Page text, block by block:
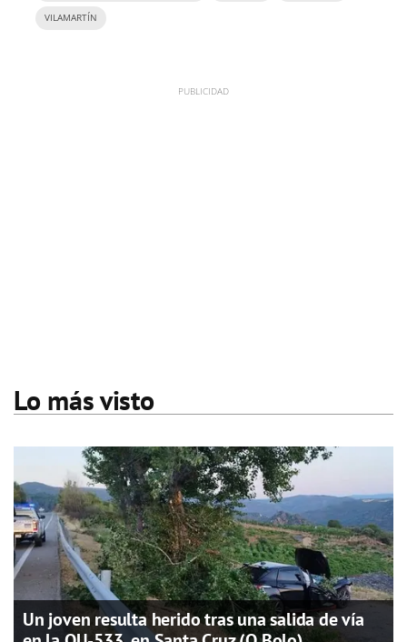
VILAMARTÍN
Lo más visto
Un joven resulta herido tras una salida de vía